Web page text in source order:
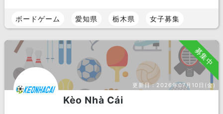
ボードゲーム 愛知県 栃木県 女子募集
募集中
更新日： 2026年07月10日(金)
Kèo Nhà Cái